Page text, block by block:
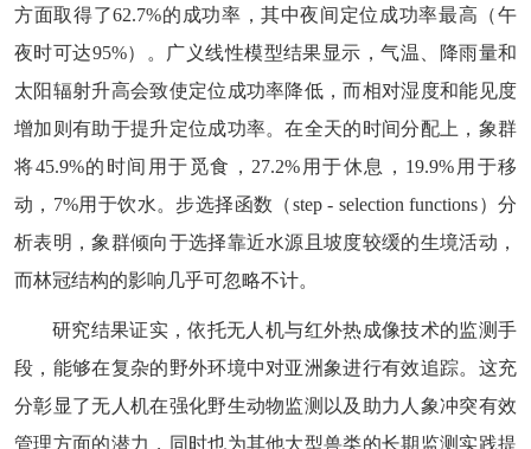
方面取得了62.7%的成功率，其中夜间定位成功率最高（午
夜时可达95%）。广义线性模型结果显示，气温、降雨量和
太阳辐射升高会致使定位成功率降低，而相对湿度和能见度
增加则有助于提升定位成功率。在全天的时间分配上，象群
将45.9%的时间用于觅食， 27.2% 用于休息， 19.9% 用于移
动， 7%用于饮水。步选择函数（step - selection functions）分
析表明，象群倾向于选择靠近水源且坡度较缓的生境活动，
而林冠结构的影响几乎可忽略不计。
研究结果证实，依托无人机与红外热成像技术的监测手
段，能够在复杂的野外环境中对亚洲象进行有效追踪。这充
分彰显了无人机在强化野生动物监测以及助力人象冲突有效
管理方面的潜力，同时也为其他大型兽类的长期监测实践提